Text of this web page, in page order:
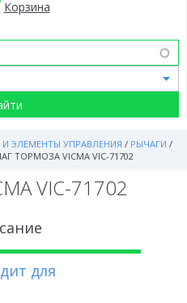
Корзина
И ЭЛЕМЕНТЫ УПРАВЛЕНИЯ / РЫЧАГИ /
ТОРМОЗА VICMA VIC-71702
VIC-71702
для